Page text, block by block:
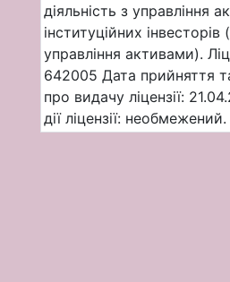
діяльність з управління
інституційних інвесторів
управління активами).
642005 Дата прийняття
про видачу ліцензії:
дії ліцензії: необмежений.